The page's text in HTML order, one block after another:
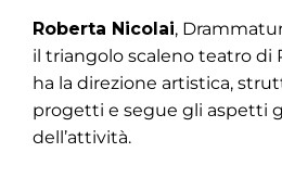
Roberta Nicolai,
il triangolo scaleno teatro di
ha la direzione artistica,
progetti e segue gli aspetti
dell’attività.